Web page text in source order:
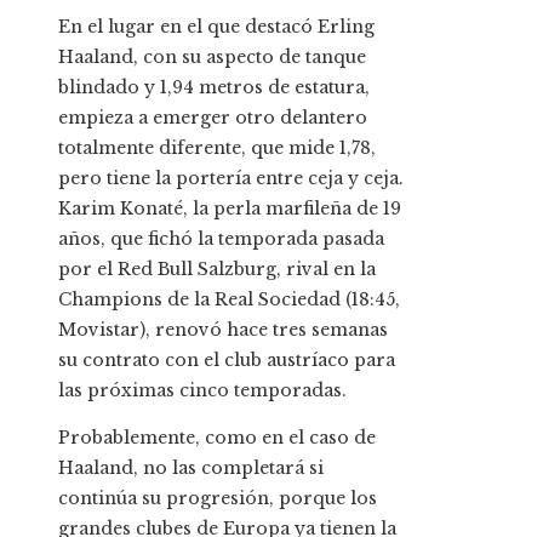
En el lugar en el que destacó Erling
Haaland, con su aspecto de tanque
blindado y 1,94 metros de estatura,
empieza a emerger otro delantero
totalmente diferente, que mide 1,78,
pero tiene la portería entre ceja y ceja.
Karim Konaté, la perla marfileña de 19
años, que fichó la temporada pasada
por el Red Bull Salzburg, rival en la
Champions de la Real Sociedad (18:45,
Movistar), renovó hace tres semanas
su contrato con el club austríaco para
las próximas cinco temporadas.
Probablemente, como en el caso de
Haaland, no las completará si
continúa su progresión, porque los
grandes clubes de Europa ya tienen la